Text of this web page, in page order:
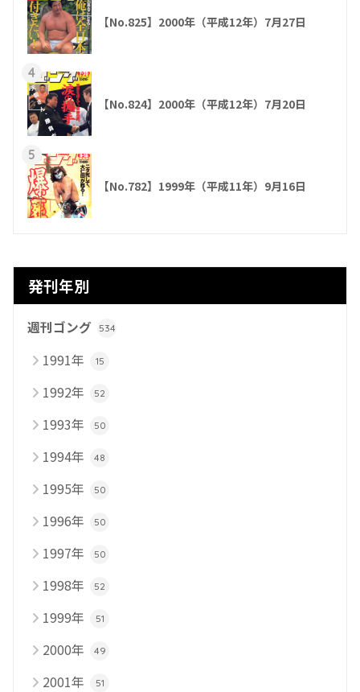
【No.825】2000年（平成12年）7月27日
4
【No.824】2000年（平成12年）7月20日
5
【No.782】1999年（平成11年）9月16日
発刊年別
週刊ゴング 534
1991年 15
1992年 52
1993年 50
1994年 48
1995年 50
1996年 50
1997年 50
1998年 52
1999年 51
2000年 49
2001年 51